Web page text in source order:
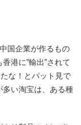
国企業が作るもの
港に”輸出”されて
な！とパット見で
多い淘宝は、ある種